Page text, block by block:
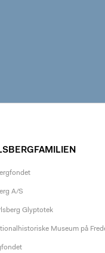
A/S
Glyptotek
Museum på